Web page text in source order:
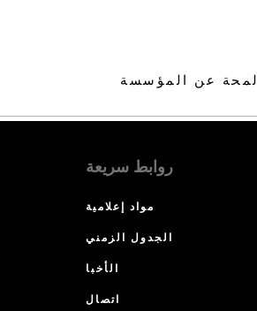
لمحة عن المؤسسة
روابط سريعة
مواد إعلامية
الجدول الزمني
الأخبا
اتصال